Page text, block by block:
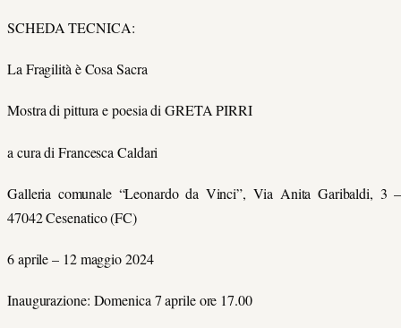
SCHEDA TECNICA:
La Fragilità è Cosa Sacra
Mostra di pittura e poesia di GRETA PIRRI
a cura di Francesca Caldari
Galleria comunale “Leonardo da Vinci”, Via Anita Garibaldi, 3 –
47042 Cesenatico (FC)
6 aprile – 12 maggio 2024
Inaugurazione: Domenica 7 aprile ore 17.00